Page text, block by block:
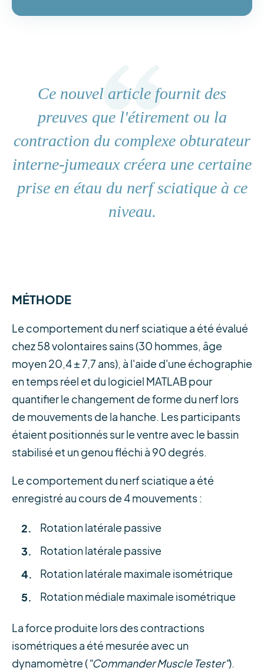
Ce nouvel article fournit des
preuves que l'étirement ou la
contraction du complexe obturateur
interne-jumeaux créera une certaine
prise en étau du nerf sciatique à ce
niveau.
MÉTHODE
Le comportement du nerf sciatique a été évalué
chez 58 volontaires sains (30 hommes, âge
moyen 20,4 ± 7,7 ans), à l'aide d'une échographie
en temps réel et du logiciel MATLAB pour
quantifier le changement de forme du nerf lors
de mouvements de la hanche. Les participants
étaient positionnés sur le ventre avec le bassin
stabilisé et un genou fléchi à 90 degrés.
Le comportement du nerf sciatique a été
enregistré au cours de 4 mouvements :
Rotation latérale passive
Rotation latérale passive
Rotation latérale maximale isométrique
Rotation médiale maximale isométrique
La force produite lors des contractions
isométriques a été mesurée avec un
dynamomètre ("Commander Muscle Tester").